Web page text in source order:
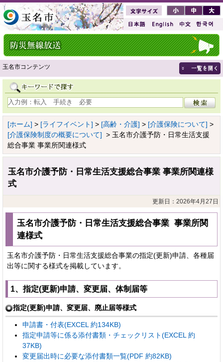
玉名市コンテンツ
[ホーム] > [ライフイベント] > [高齢・介護] > [介護保険について] >
[介護保険制度の概要について] > 玉名市介護予防・日常生活支援
総合事業 事業所関連様式
玉名市介護予防・日常生活支援総合事業 事業所関連様
式
更新日：2026年4月27日
玉名市介護予防・日常生活支援総合事業 事業所関
連様式
玉名市介護予防・日常生活支援総合事業の指定(更新)申請、各種届
出等に関する様式を掲載しています。
1、指定(更新)申請、変更届、体制届等
指定(更新)申請、変更届、廃止届等様式
申請書・付表(EXCEL 約134KB)
指定申請等に係る添付書類・チェックリスト(EXCEL 約
37KB)
変更届出時に必要な添付書類一覧(PDF 約82KB)